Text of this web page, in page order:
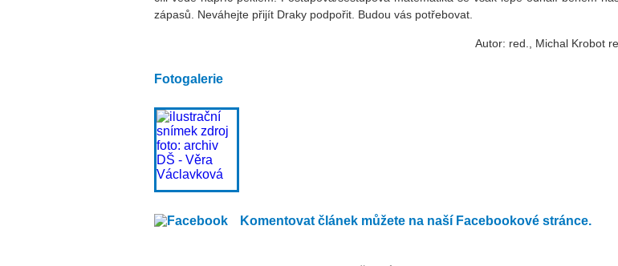
zápasů. Neváhejte přijít Draky podpořit. Budou vás potřebovat.
Autor: red., Michal Krobot
Fotogalerie
Komentovat článek můžete na naší Facebookové stránce.